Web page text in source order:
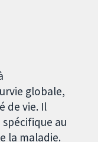
globale,
de vie. Il
au
la maladie.